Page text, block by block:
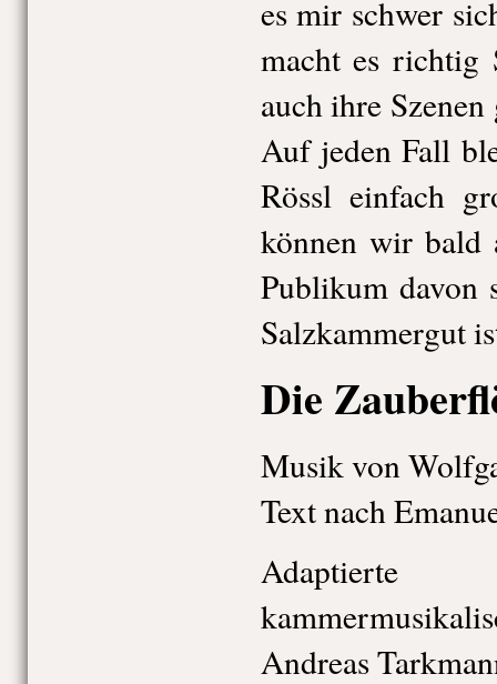
es mir schwer
macht es richtig
auch ihre
Auf jeden Fall
Rössl einfach
können wir bald
Publikum davon
Salzkammergut
Die
Musik von
Text nach
Andreas